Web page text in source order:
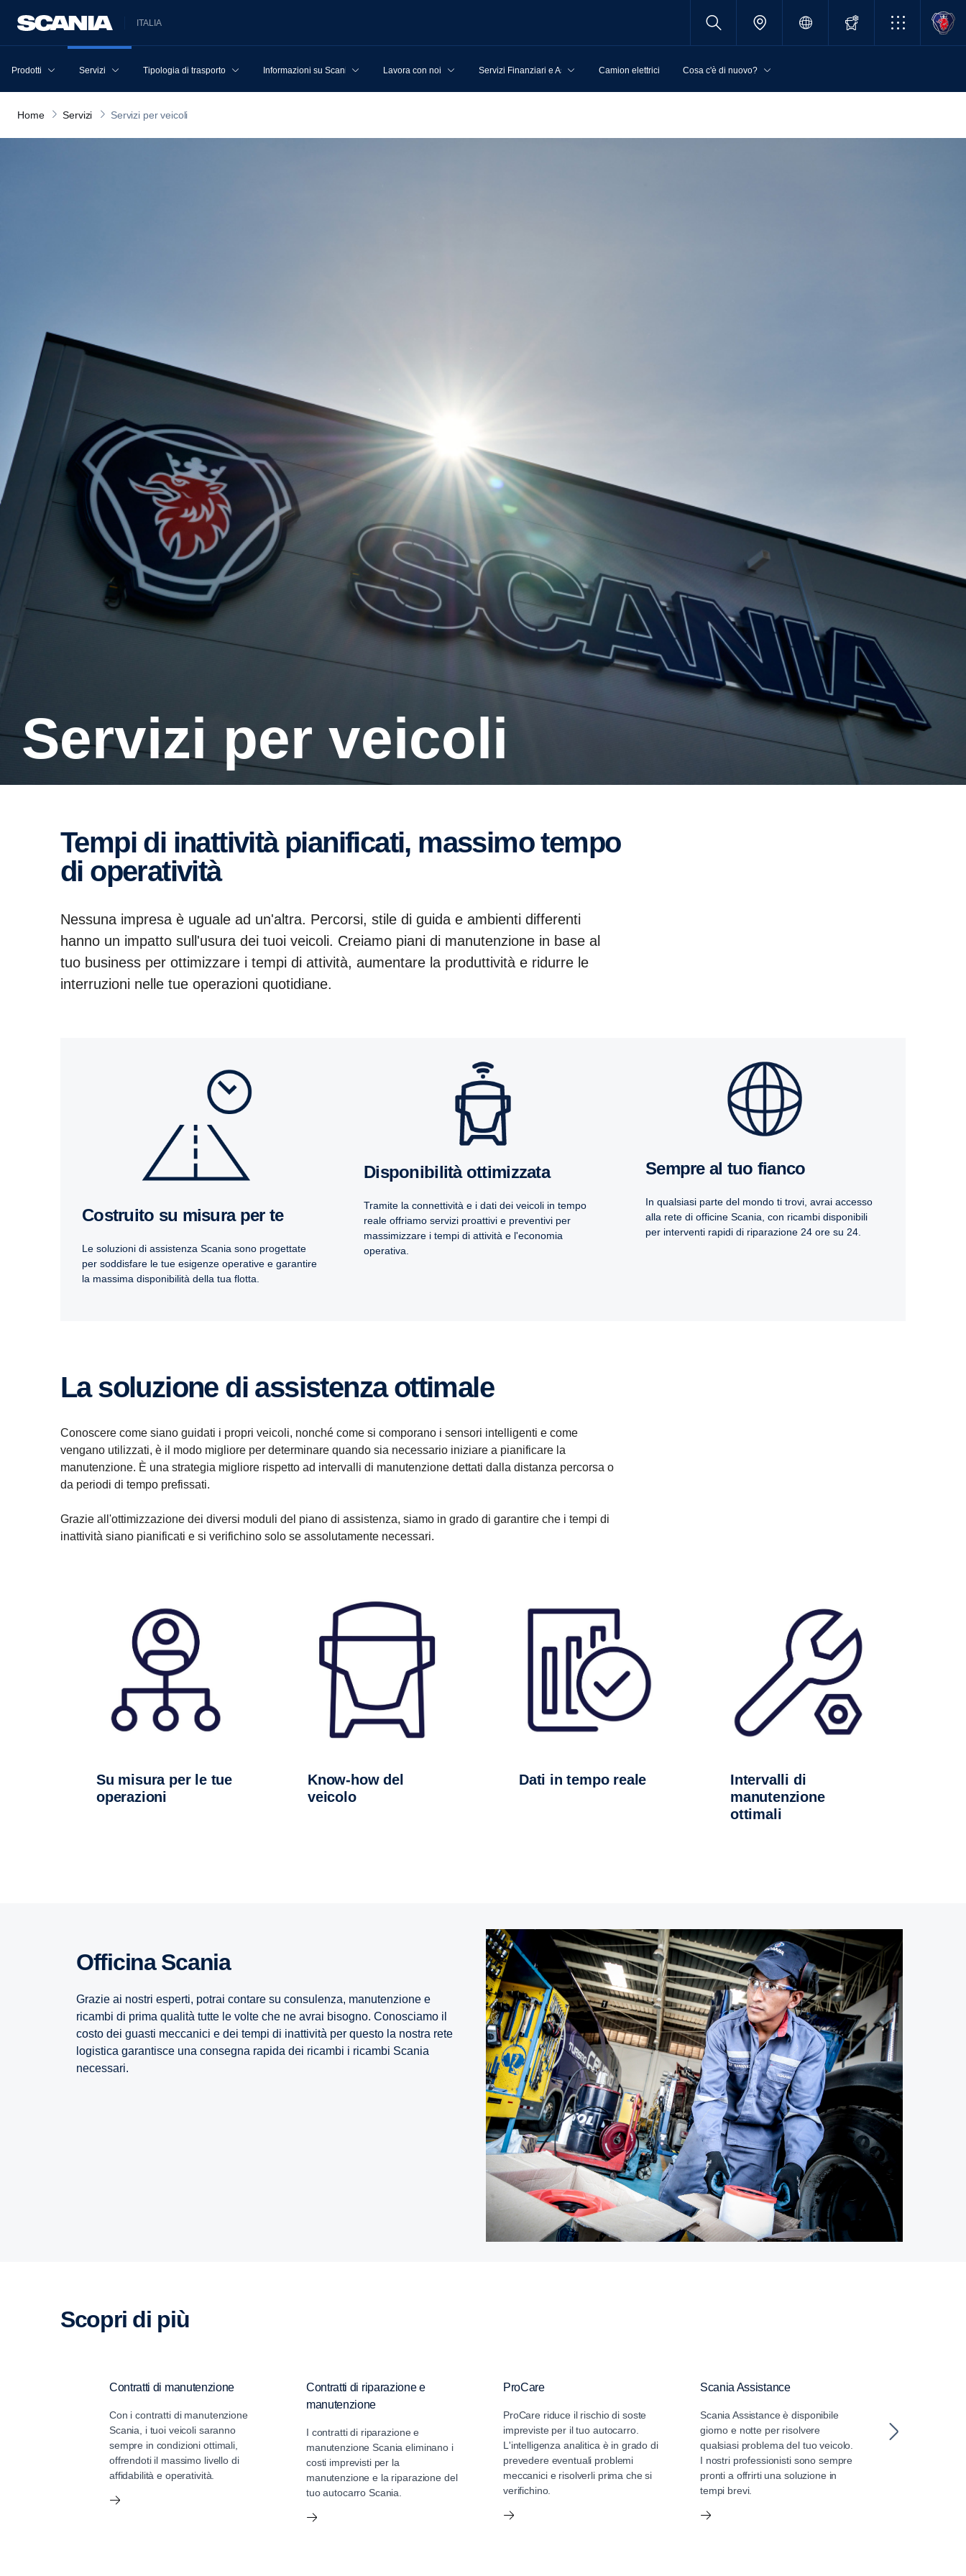
ITALIA
Prodotti Servizi Tipologia di trasporto Informazioni su Scania Lavora con noi Servizi Finanziari e AssicurativiCamion elettrici Cosa c'è di nuovo?
Home Servizi Servizi per veicoli
Servizi per veicoli
Tempi di inattività pianificati, massimo tempo
di operatività
Nessuna impresa è uguale ad un'altra. Percorsi, stile di guida e ambienti differenti
hanno un impatto sull'usura dei tuoi veicoli. Creiamo piani di manutenzione in base al
tuo business per ottimizzare i tempi di attività, aumentare la produttività e ridurre le
interruzioni nelle tue operazioni quotidiane.
Costruito su misura per te
Le soluzioni di assistenza Scania sono progettate
per soddisfare le tue esigenze operative e garantire
la massima disponibilità della tua flotta.
Disponibilità ottimizzata
Tramite la connettività e i dati dei veicoli in tempo
reale offriamo servizi proattivi e preventivi per
massimizzare i tempi di attività e l'economia
operativa.
Sempre al tuo fianco
In qualsiasi parte del mondo ti trovi, avrai accesso
alla rete di officine Scania, con ricambi disponibili
per interventi rapidi di riparazione 24 ore su 24.
La soluzione di assistenza ottimale
Conoscere come siano guidati i propri veicoli, nonché come si comporano i sensori intelligenti e come
vengano utilizzati, è il modo migliore per determinare quando sia necessario iniziare a pianificare la
manutenzione. È una strategia migliore rispetto ad intervalli di manutenzione dettati dalla distanza percorsa o
da periodi di tempo prefissati.
Grazie all'ottimizzazione dei diversi moduli del piano di assistenza, siamo in grado di garantire che i tempi di
inattività siano pianificati e si verifichino solo se assolutamente necessari.
Su misura per le tue
operazioni
Know-how del
veicolo
Dati in tempo reale
Intervalli di
manutenzione
ottimali
Officina Scania
Grazie ai nostri esperti, potrai contare su consulenza, manutenzione e
ricambi di prima qualità tutte le volte che ne avrai bisogno. Conosciamo il
costo dei guasti meccanici e dei tempi di inattività per questo la nostra rete
logistica garantisce una consegna rapida dei ricambi i ricambi Scania
necessari.
Scopri di più
Contratti di manutenzione
Con i contratti di manutenzione
Scania, i tuoi veicoli saranno
sempre in condizioni ottimali,
offrendoti il massimo livello di
affidabilità e operatività.
Contratti di riparazione e
manutenzione
I contratti di riparazione e
manutenzione Scania eliminano i
costi imprevisti per la
manutenzione e la riparazione del
tuo autocarro Scania.
ProCare
ProCare riduce il rischio di soste
impreviste per il tuo autocarro.
L'intelligenza analitica è in grado di
prevedere eventuali problemi
meccanici e risolverli prima che si
verifichino.
Scania Assistance
Scania Assistance è disponibile
giorno e notte per risolvere
qualsiasi problema del tuo veicolo.
I nostri professionisti sono sempre
pronti a offrirti una soluzione in
tempi brevi.
emergenza